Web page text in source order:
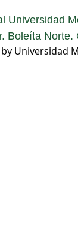
Universidad
Boleíta Norte.
Universidad